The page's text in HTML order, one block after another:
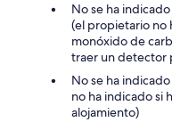
No se ha
(el propietario no
monóxido de
traer un detector
No se ha
no ha indicado si
alojamiento)